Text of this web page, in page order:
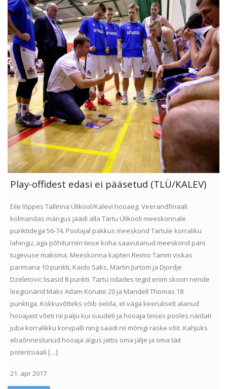
Play-offidest edasi ei pääsetud (TLÜ/KALEV)
Eile lõppes Tallinna Ülikool/Kalevi hooaeg. Veerandfinaali
kolmandas mängus jäädi alla Tartu Ülikooli meeskonnale
punktidega 56-74. Poolajal pakkus meeskond Tartule korraliku
lahingu, aga põhiturniiri teise koha saavutanud meeskond pani
tugevuse maksma. Meeskonna kapten Reimo Tamm viskas
parimana 10 punkti, Kaido Saks, Martin Jurtom ja Djordje
Dzeletovic lisasid 8 punkti. Tartu ridades tegid enim skoori nende
leegionärid Maks Adam Konate 20 ja Mandell Thomas 18
punktiga. Kokkuvõtteks võib öelda, et väga keeruliselt alanud
hooajast võeti nii palju kui suudeti ja hooaja teises pooles näidati
juba korralikku korvpalli ning saadi nii mõnigi raske võit. Kahjuks
ebaõnnestunud hooaja algus jättis oma jälje ja oma täit
potentsiaali […]
21. apr 2017